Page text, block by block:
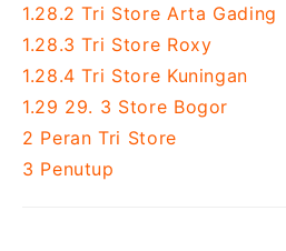
1.28.2 Tri Store Arta Gading
1.28.3 Tri Store Roxy
1.28.4 Tri Store Kuningan
1.29 29. 3 Store Bogor
2 Peran Tri Store
3 Penutup